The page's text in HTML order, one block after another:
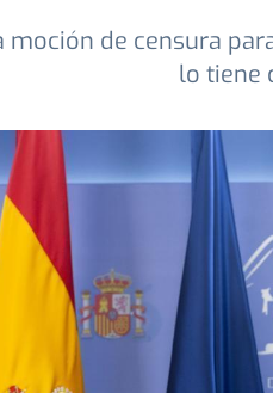
moción de censura
lo tiene